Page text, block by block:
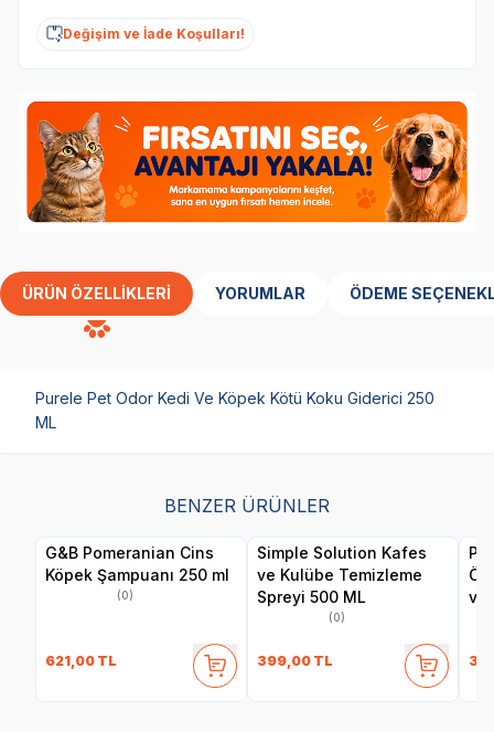
Değişim ve İade Koşulları!
ÜRÜN ÖZELLIKLERI YORUMLAR ÖDEME
Purele Pet Odor Kedi Ve Köpek Kötü Koku Giderici 250
ML
BENZER ÜRÜNLER
G&B Pomeranian Cins
Köpek Şampuanı 250 ml
(0)
621,00 TL
Simple Solution Kafes
ve Kulübe Temizleme
Spreyi 500 ML
(0)
399,00 TL
ve